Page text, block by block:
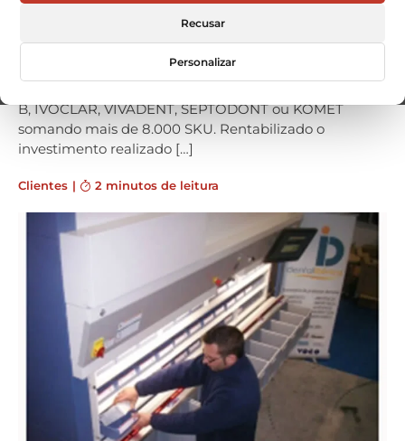
Recusar
Personalizar
A melhoria do serviço ao cliente e a aposta contínua
no seu processo logístico, faz da DENTAL IBÉRICA uma
referência no setor odontológico em Espanha, sendo
distribuidor de mais de 30 marcas lideres como ID
B, IVOCLAR, VIVADENT, SEPTODONT ou KOMET
somando mais de 8.000 SKU. Rentabilizado o
investimento realizado […]
Clientes | 2 minutos de leitura